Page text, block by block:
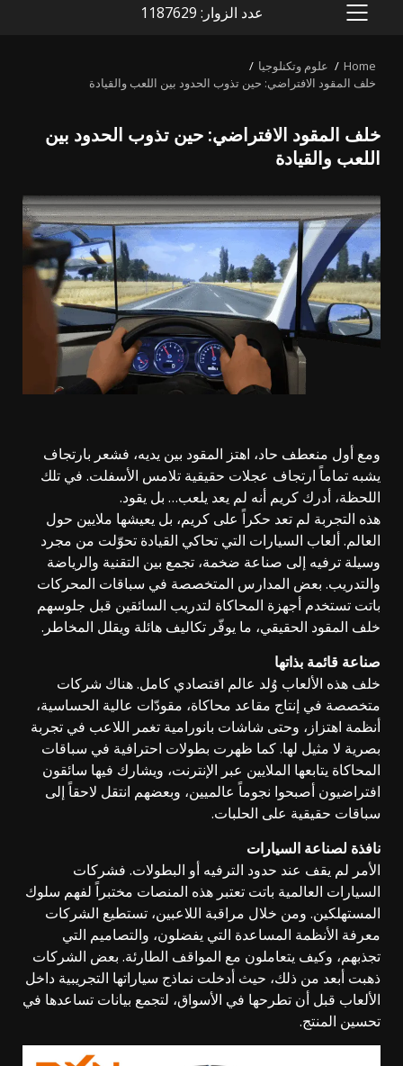
PRIMARY
عدد الزوار: 1187629
Home
علوم وتكنلوجيا
خلف المقود الافتراضي: حين تذوب الحدود بين اللعب والقيادة
خلف المقود الافتراضي: حين تذوب الحدود بين
اللعب والقيادة
ومع أول منعطف حاد، اهتز المقود بين يديه، فشعر بارتجاف
يشبه تماماً ارتجاف عجلات حقيقية تلامس الأسفلت. في تلك
اللحظة، أدرك كريم أنه لم يعد يلعب… بل يقود.
هذه التجربة لم تعد حكراً على كريم، بل يعيشها ملايين حول
العالم. ألعاب السيارات التي تحاكي القيادة تحوّلت من مجرد
وسيلة ترفيه إلى صناعة ضخمة، تجمع بين التقنية والرياضة
والتدريب. بعض المدارس المتخصصة في سباقات المحركات
باتت تستخدم أجهزة المحاكاة لتدريب السائقين قبل جلوسهم
خلف المقود الحقيقي، ما يوفّر تكاليف هائلة ويقلل المخاطر.
صناعة قائمة بذاتها
خلف هذه الألعاب وُلد عالم اقتصادي كامل. هناك شركات
متخصصة في إنتاج مقاعد محاكاة، مقودّات عالية الحساسية،
أنظمة اهتزاز، وحتى شاشات بانورامية تغمر اللاعب في تجربة
بصرية لا مثيل لها. كما ظهرت بطولات احترافية في سباقات
المحاكاة يتابعها الملايين عبر الإنترنت، ويشارك فيها سائقون
افتراضيون أصبحوا نجوماً عالميين، وبعضهم انتقل لاحقاً إلى
سباقات حقيقية على الحلبات.
نافذة لصناعة السيارات
الأمر لم يقف عند حدود الترفيه أو البطولات. فشركات
السيارات العالمية باتت تعتبر هذه المنصات مختبراً لفهم سلوك
المستهلكين. ومن خلال مراقبة اللاعبين، تستطيع الشركات
معرفة الأنظمة المساعدة التي يفضلون، والتصاميم التي
تجذبهم، وكيف يتعاملون مع المواقف الطارئة. بعض الشركات
ذهبت أبعد من ذلك، حيث أدخلت نماذج سياراتها التجريبية داخل
الألعاب قبل أن تطرحها في الأسواق، لتجمع بيانات تساعدها في
تحسين المنتج.